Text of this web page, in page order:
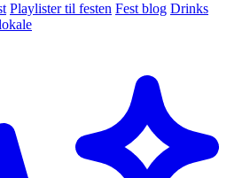
Playlister til festen Fest blog Drinks